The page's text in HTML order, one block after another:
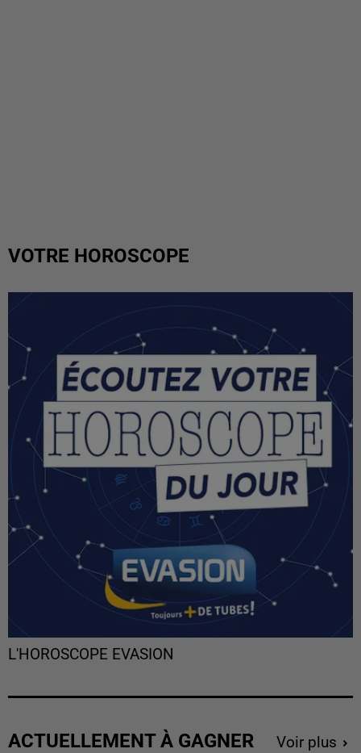
VOTRE HOROSCOPE
L'HOROSCOPE EVASION
ACTUELLEMENT À GAGNER Voir plus